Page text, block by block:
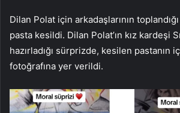
Dilan Polat için arkadaşlarının
pasta kesildi. Dilan Polat’ın kız kardeşi
hazırladığı sürprizde, kesilen pastanın
fotoğrafına yer verildi.